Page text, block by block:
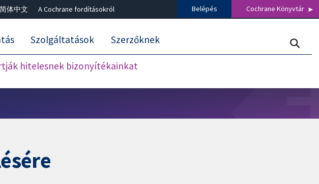
简体中文 A Cochrane fordításokról Belépés Cochrane Könyvtár
hitelesnek bizonyítékainkat
Szolgáltatások Szerzőknek